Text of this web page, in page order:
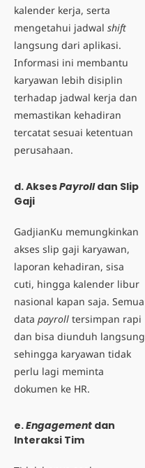
kalender kerja, serta
mengetahui jadwal shift
langsung dari aplikasi.
Informasi ini membantu
karyawan lebih disiplin
terhadap jadwal kerja dan
memastikan kehadiran
tercatat sesuai ketentuan
perusahaan.
d. AksesPayrolldan Slip
Gaji
GadjianKu memungkinkan
akses slip gaji karyawan,
laporan kehadiran, sisa
cuti, hingga kalender libur
nasional kapan saja. Semua
data payroll tersimpan rapi
dan bisa diunduh langsung
sehingga karyawan tidak
perlu lagi meminta
dokumen ke HR.
e.Engagement dan
Interaksi Tim